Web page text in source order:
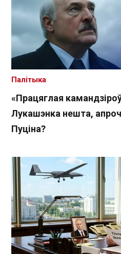
«Працяглая
Лукашэнка нешта, апроч
Пуціна?
Палітыка